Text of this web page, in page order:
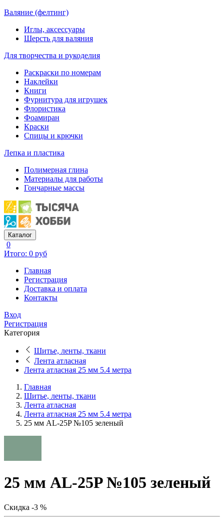
Валяние (фелтинг)
Иглы, аксессуары
Шерсть для валяния
Для творчества и рукоделия
Раскраски по номерам
Наклейки
Книги
Фурнитура для игрушек
Флористика
Фоамиран
Краски
Спицы и крючки
Лепка и пластика
Полимерная глина
Материалы для работы
Гончарные массы
Каталог
0
Итого: 0 руб
Главная
Регистрация
Доставка и оплата
Контакты
Вход
Регистрация
Категория
Шитье, ленты, ткани
Лента атласная
Лента атласная 25 мм 5.4 метра
Главная
Шитье, ленты, ткани
Лента атласная
Лента атласная 25 мм 5.4 метра
25 мм AL-25P №105 зеленый
25 мм AL-25P №105 зеленый
Скидка -3 %